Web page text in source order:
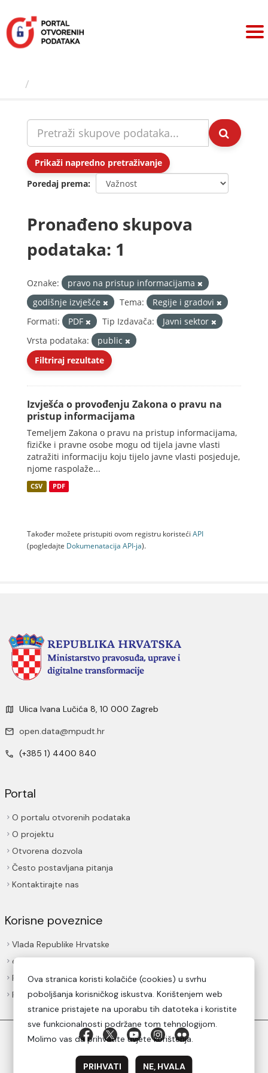
sadržaj
Prikaži napredno pretraživanje
Poredaj prema
Pronađeno skupova
podataka: 1
Oznake:
pravo na pristup informacijama
godišnje izvješće
Tema:
Regije i gradovi
Formati:
PDF Tip Izdavača:
Javni sektor
Vrsta podataka:
public
Filtriraj rezultate
Izvješća o provođenju Zakona o pravu na
pristup informacijama
Temeljem Zakona o pravu na pristup informacijama,
fizičke i pravne osobe mogu od tijela javne vlasti
zatražiti informaciju koju tijelo javne vlasti posjeduje,
njome raspolaže...
CSV PDF
Također možete pristupiti ovom registru koristeći API
(pogledajte Dokumenаtаcijа API-jа).